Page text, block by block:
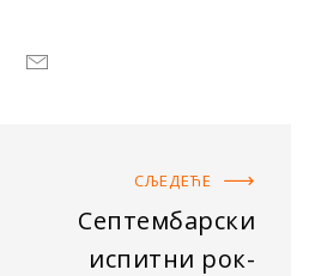
СЉЕДЕЋE
Септембарски
испитни рок-